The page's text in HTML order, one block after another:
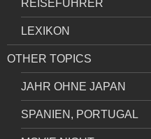
REISEFÜHRER
LEXIKON
OTHER TOPICS
JAHR OHNE JAPAN
SPANIEN, PORTUGAL